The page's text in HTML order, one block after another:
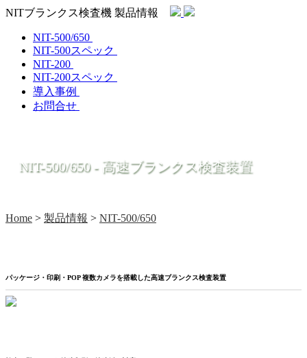
NITブランクス検査機 製品情報
NIT-500/650
NIT-500スペック
NIT-200
NIT-200スペック
導入事例
お問合せ
NIT-500/650 - 高速ブランクス検査装置
Home > 製品情報 > NIT-500/650
パッケージ・印刷・POP 複数カメラを搭載した高速ブランクス検査装置